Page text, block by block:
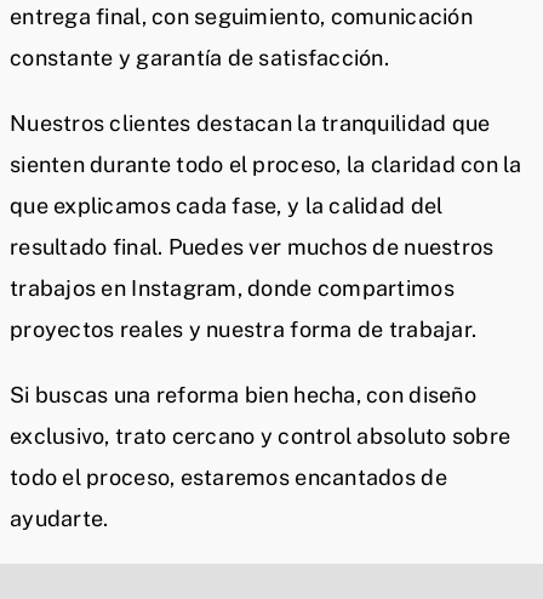
entrega final, con seguimiento, comunicación
constante y garantía de satisfacción.
Nuestros clientes destacan la tranquilidad que
sienten durante todo el proceso, la claridad con la
que explicamos cada fase, y la calidad del
resultado final. Puedes ver muchos de nuestros
trabajos en Instagram, donde compartimos
proyectos reales y nuestra forma de trabajar.
Si buscas una reforma bien hecha, con diseño
exclusivo, trato cercano y control absoluto sobre
todo el proceso, estaremos encantados de
ayudarte.